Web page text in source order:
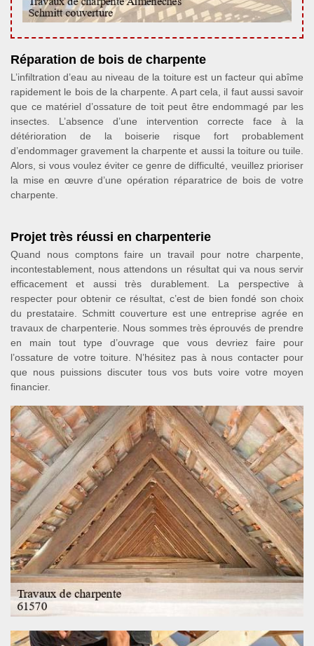
Réparation de bois de charpente
L’infiltration d’eau au niveau de la toiture est un facteur qui abîme
rapidement le bois de la charpente. A part cela, il faut aussi savoir
que ce matériel d’ossature de toit peut être endommagé par les
insectes. L’absence d’une intervention correcte face à la
détérioration de la boiserie risque fort probablement
d’endommager gravement la charpente et aussi la toiture ou tuile.
Alors, si vous voulez éviter ce genre de difficulté, veuillez prioriser
la mise en œuvre d’une opération réparatrice de bois de votre
charpente.
Projet très réussi en charpenterie
Quand nous comptons faire un travail pour notre charpente,
incontestablement, nous attendons un résultat qui va nous servir
efficacement et aussi très durablement. La perspective à
respecter pour obtenir ce résultat, c’est de bien fondé son choix
du prestataire. Schmitt couverture est une entreprise agrée en
travaux de charpenterie. Nous sommes très éprouvés de prendre
en main tout type d’ouvrage que vous devriez faire pour
l’ossature de votre toiture. N’hésitez pas à nous contacter pour
que nous puissions discuter tous vos buts voire votre moyen
financier.